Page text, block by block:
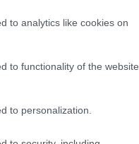
to analytics like cookies on
to functionality of the website
to personalization.